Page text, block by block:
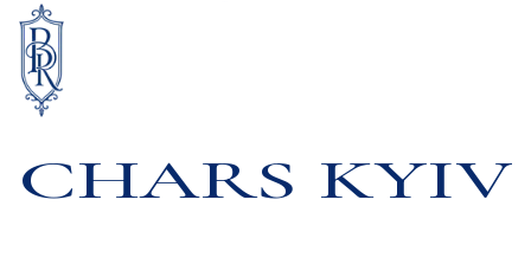
CHARS KYIV